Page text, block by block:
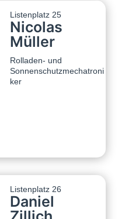
Listenplatz 25
Nicolas
Müller
Rolladen- und
Sonnenschutzmechatroni
ker
Listenplatz 26
Daniel